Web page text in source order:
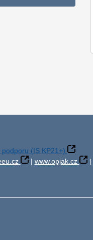
(IS KP21+)
| www.opjak.cz |